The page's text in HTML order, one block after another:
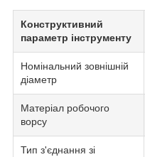
Конструктивний
параметр інструменту
Номінальний зовнішній
діаметр
Матеріал робочого
ворсу
Тип з'єднання зі